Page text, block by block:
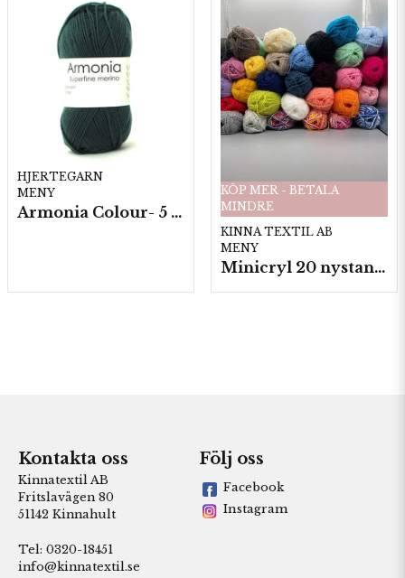
HJERTEGARN
MENY
Armonia Colour- 5 härv/fp. a100 g.
KÖP MER - BETALA
MINDRE
KINNA TEXTIL AB
MENY
Minicryl 20 nystan a25g./fp.
Kontakta oss
Kinnatextil AB
Fritslavägen 80
51142 Kinnahult
Tel: 0320-18451
info@kinnatextil.se
Följ oss
Facebook
Instagram